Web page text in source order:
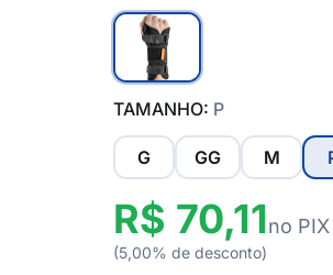
TAMANHO: P
G GG M
R$ 70,11no PIX
(5,00% de desconto)